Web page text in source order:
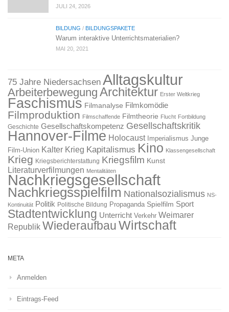
JULI 24, 2026
BILDUNG / BILDUNGSPAKETE
Warum interaktive Unterrichtsmaterialien?
MAI 20, 2021
75 Jahre Niedersachsen Alltagskultur
Arbeiterbewegung Architektur Erster Weltkrieg
Faschismus Filmanalyse Filmkomödie
Filmproduktion Filmschaffende Filmtheorie Flucht Fortbildung
Geschichte Gesellschaftskompetenz Gesellschaftskritik
Hannover-Filme Holocaust Imperialismus Junge
Film-Union Kalter Krieg Kapitalismus Kino Klassengesellschaft
Krieg Kriegsberichterstattung Kriegsfilm Kunst
Literaturverfilmungen Mentalitäten
Nachkriegsgesellschaft
Nachkriegsspielfilm Nationalsozialismus NS-
Kontinuität Politik Politische Bildung Propaganda Spielfilm Sport
Stadtentwicklung Unterricht Verkehr Weimarer
Republik WiederaufbauWirtschaft
META
Anmelden
Eintrags-Feed